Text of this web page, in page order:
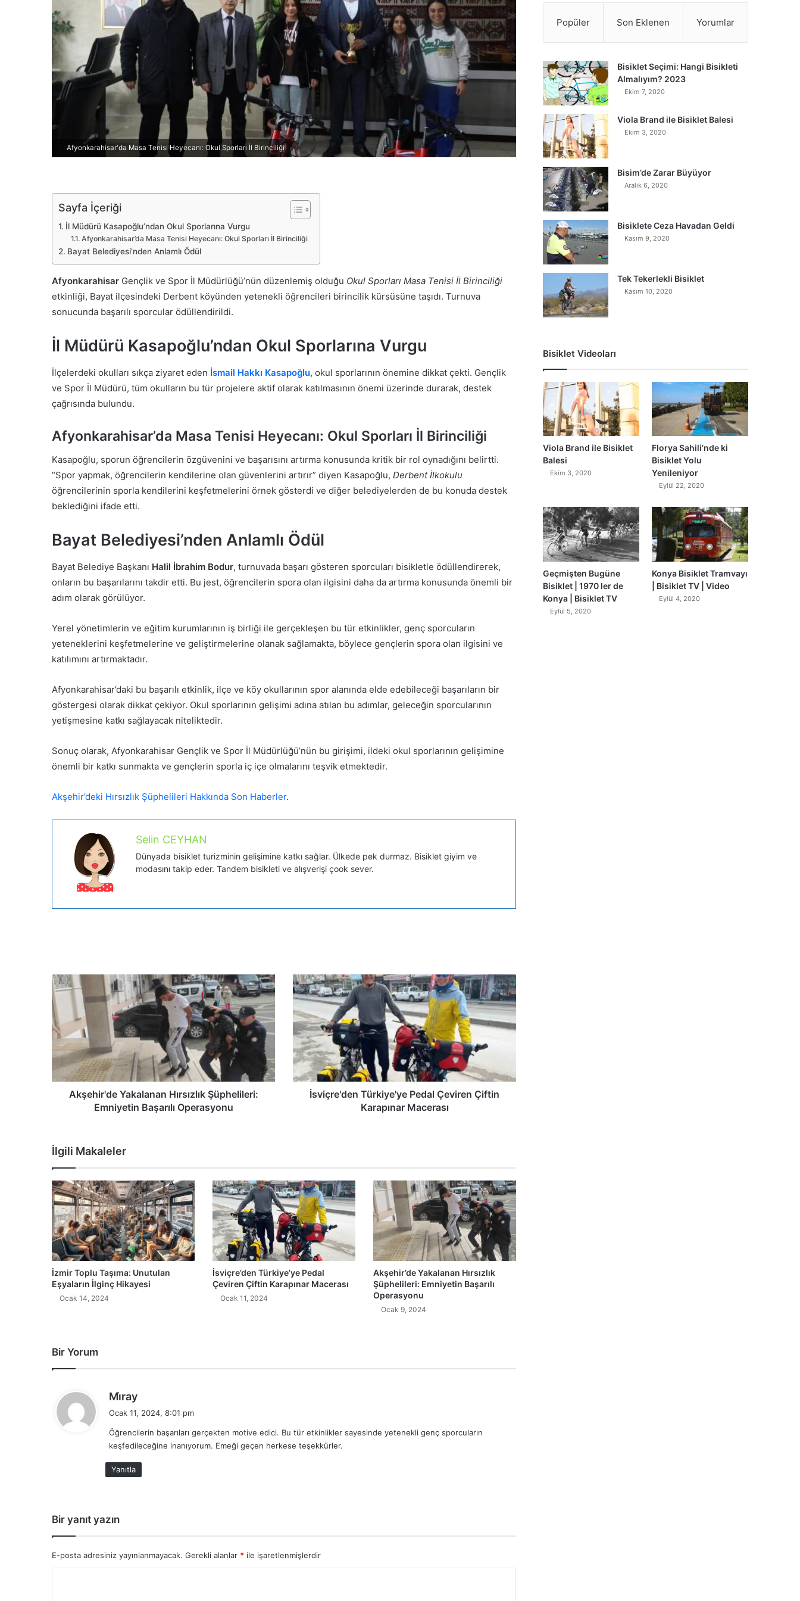
d
Afyonkarahisar'da Masa Tenisi Heyecanı: Okul Sporları İl Birinciliği
Sayfa İçeriği
İl Müdürü Kasapoğlu’ndan Okul Sporlarına Vurgu
Afyonkarahisar’da Masa Tenisi Heyecanı: Okul Sporları İl Birinciliği
Bayat Belediyesi’nden Anlamlı Ödül
Afyonkarahisar Gençlik ve Spor İl Müdürlüğü’nün düzenlemiş olduğu Okul Sporları Masa Tenisi İl Birinciliği
etkinliği, Bayat ilçesindeki Derbent köyünden yetenekli öğrencileri birincilik kürsüsüne taşıdı. Turnuva
sonucunda başarılı sporcular ödüllendirildi.
İl Müdürü Kasapoğlu’ndan Okul Sporlarına Vurgu
İlçelerdeki okulları sıkça ziyaret eden İsmail Hakkı Kasapoğlu, okul sporlarının önemine dikkat çekti. Gençlik
ve Spor İl Müdürü, tüm okulların bu tür projelere aktif olarak katılmasının önemi üzerinde durarak, destek
çağrısında bulundu.
Afyonkarahisar’da Masa Tenisi Heyecanı: Okul Sporları İl Birinciliği
Kasapoğlu, sporun öğrencilerin özgüvenini ve başarısını artırma konusunda kritik bir rol oynadığını belirtti.
“Spor yapmak, öğrencilerin kendilerine olan güvenlerini artırır” diyen Kasapoğlu, Derbent İlkokulu
öğrencilerinin sporla kendilerini keşfetmelerini örnek gösterdi ve diğer belediyelerden de bu konuda destek
beklediğini ifade etti.
Bayat Belediyesi’nden Anlamlı Ödül
Bayat Belediye Başkanı Halil İbrahim Bodur, turnuvada başarı gösteren sporcuları bisikletle ödüllendirerek,
onların bu başarılarını takdir etti. Bu jest, öğrencilerin spora olan ilgisini daha da artırma konusunda önemli bir
adım olarak görülüyor.
Yerel yönetimlerin ve eğitim kurumlarının iş birliği ile gerçekleşen bu tür etkinlikler, genç sporcuların
yeteneklerini keşfetmelerine ve geliştirmelerine olanak sağlamakta, böylece gençlerin spora olan ilgisini ve
katılımını artırmaktadır.
Afyonkarahisar’daki bu başarılı etkinlik, ilçe ve köy okullarının spor alanında elde edebileceği başarıların bir
göstergesi olarak dikkat çekiyor. Okul sporlarının gelişimi adına atılan bu adımlar, geleceğin sporcularının
yetişmesine katkı sağlayacak niteliktedir.
Sonuç olarak, Afyonkarahisar Gençlik ve Spor İl Müdürlüğü’nün bu girişimi, ildeki okul sporlarının gelişimine
önemli bir katkı sunmakta ve gençlerin sporla iç içe olmalarını teşvik etmektedir.
Akşehir’deki Hırsızlık Şüphelileri Hakkında Son Haberler.
Selin CEYHAN
Dünyada bisiklet turizminin gelişimine katkı sağlar. Ülkede pek durmaz. Bisiklet giyim ve
modasını takip eder. Tandem bisikleti ve alışverişi çook sever.
Akşehir'de Yakalanan Hırsızlık Şüphelileri:
Emniyetin Başarılı Operasyonu
İsviçre'den Türkiye'ye Pedal Çeviren Çiftin
Karapınar Macerası
İlgili Makaleler
İzmir Toplu Taşıma: Unutulan
Eşyaların İlginç Hikayesi
Ocak 14, 2024
İsviçre’den Türkiye’ye Pedal
Çeviren Çiftin Karapınar Macerası
Ocak 11, 2024
Akşehir’de Yakalanan Hırsızlık
Şüphelileri: Emniyetin Başarılı
Operasyonu
Ocak 9, 2024
Bir Yorum
Mi̇ray
i
k
i
:
Ocak 11, 2024, 8:01 pm
Öğrencilerin başarıları gerçekten motive edici. Bu tür etkinlikler sayesinde yetenekli genç sporcuların
keşfedileceğine inanıyorum. Emeği geçen herkese teşekkürler.
Yanıtla
Bir yanıt yazın
E-posta adresiniz yayınlanmayacak. Gerekli alanlar * ile işaretlenmişlerdir
Popüler Son Eklenen Yorumlar
Bisiklet Seçimi: Hangi Bisikleti
Almalıyım? 2023
Ekim 7, 2020
Viola Brand ile Bisiklet Balesi
Ekim 3, 2020
Bisim’de Zarar Büyüyor
Aralık 6, 2020
Bisiklete Ceza Havadan Geldi
Kasım 9, 2020
Tek Tekerlekli Bisiklet
Kasım 10, 2020
Bisiklet Videoları
Viola Brand ile Bisiklet
Balesi
Ekim 3, 2020
Florya Sahili’nde ki
Bisiklet Yolu
Yenileniyor
Eylül 22, 2020
Geçmişten Bugüne
Bisiklet | 1970 ler de
Konya | Bisiklet TV
Eylül 5, 2020
Konya Bisiklet Tramvayı
| Bisiklet TV | Video
Eylül 4, 2020